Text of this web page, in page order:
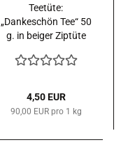
Teetüte:
„Dankeschön Tee“ 50
g. in beiger Ziptüte
4,50 EUR
90,00 EUR pro 1 kg